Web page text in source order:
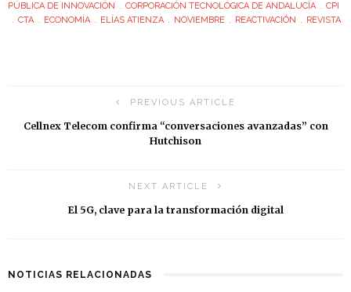
PÚBLICA DE INNOVACIÓN
CORPORACIÓN TECNOLÓGICA DE ANDALUCÍA
CPI
CTA
ECONOMÍA ELÍAS ATIENZA NOVIEMBRE REACTIVACIÓN REVISTA
PREVIOUS ARTICLE
Cellnex Telecom confirma “conversaciones avanzadas” con
Hutchison
NEXT ARTICLE
El 5G, clave para la transformación digital
NOTICIAS RELACIONADAS